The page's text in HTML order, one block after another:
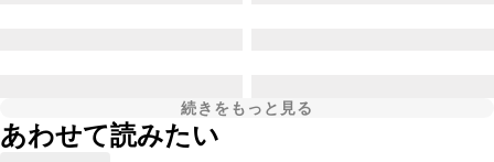
続きをもっと見る
あわせて読みたい